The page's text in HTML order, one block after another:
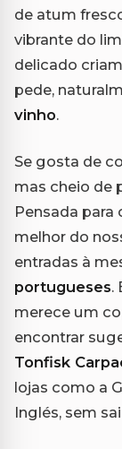
de atum
vibrante do
delicado
pede,
vinho.
Se gosta de
mas cheio de
Pensada
melhor do
entradas à
portugueses.
merece um
encontrar
Tonfisk
lojas como a
Inglés, sem